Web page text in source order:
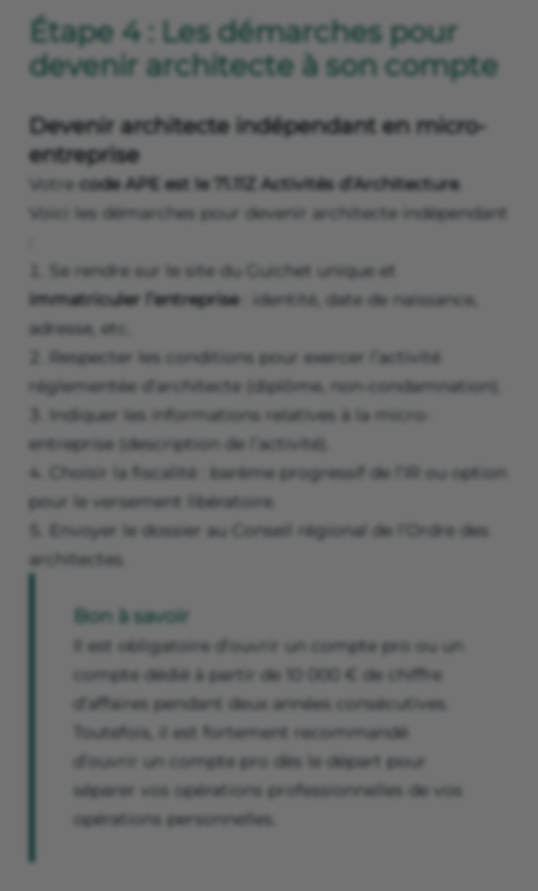
Étape 4 : Les démarches pour
devenir architecte à son compte
Devenir architecte indépendant en micro-
entreprise
Votre code APE est le 71.11Z Activités d’Architecture.
Voici les démarches pour devenir architecte indépendant
Se rendre sur le site du Guichet unique et
immatriculer l’entreprise: identité, date de naissance,
adresse, etc.
Respecter les conditions pour exercer l’activité
réglementée d’architecte (diplôme, non-condamnation).
Indiquer les informations relatives à la micro-
entreprise (description de l’activité).
Choisir la fiscalité : barème progressif de l’IR ou option
pour le versement libératoire.
Envoyer le dossier au Conseil régional de l’Ordre des
architectes.
Bon à savoir
Il est obligatoire d’ouvrir un compte pro ou un
compte dédié à partir de 10 000 € de chiffre
d’affaires pendant deux années consécutives.
Toutefois, il est fortement recommandé
d’ouvrir un compte pro dès le départ pour
séparer vos opérations professionnelles de vos
opérations personnelles.